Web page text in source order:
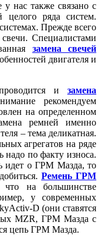
у нас также связано с
целого ряда систем.
Прежде всего
Специалистами
замена свечей
двигателя и
и замена
рекомендуем
на определенном
ремней именно
– тема деликатная.
агрегатов на ряде
надо по факту износа.
идет о ГРМ Мазда, то
Ремень ГРМ
на большинстве
у современных
D (они ставятся
MZR, ГРМ Мазда с
цепь ГРМ Мазда.